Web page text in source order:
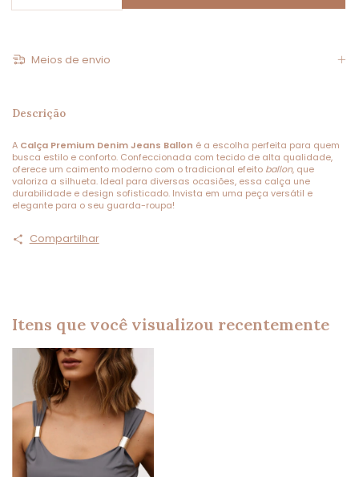
Meios de envio
Descrição
A Calça Premium Denim Jeans Ballon é a escolha perfeita para quem
busca estilo e conforto. Confeccionada com tecido de alta qualidade,
oferece um caimento moderno com o tradicional efeito ballon, que
valoriza a silhueta. Ideal para diversas ocasiões, essa calça une
durabilidade e design sofisticado. Invista em uma peça versátil e
elegante para o seu guarda-roupa!
Compartilhar
Itens que você visualizou recentemente